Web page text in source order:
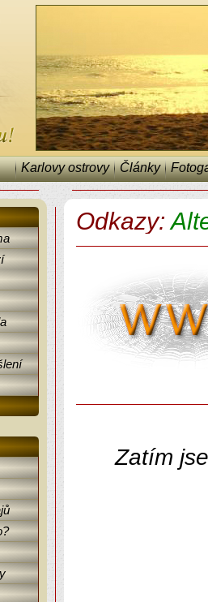
Karlovy ostrovy Články
Odkazy:
Zatím